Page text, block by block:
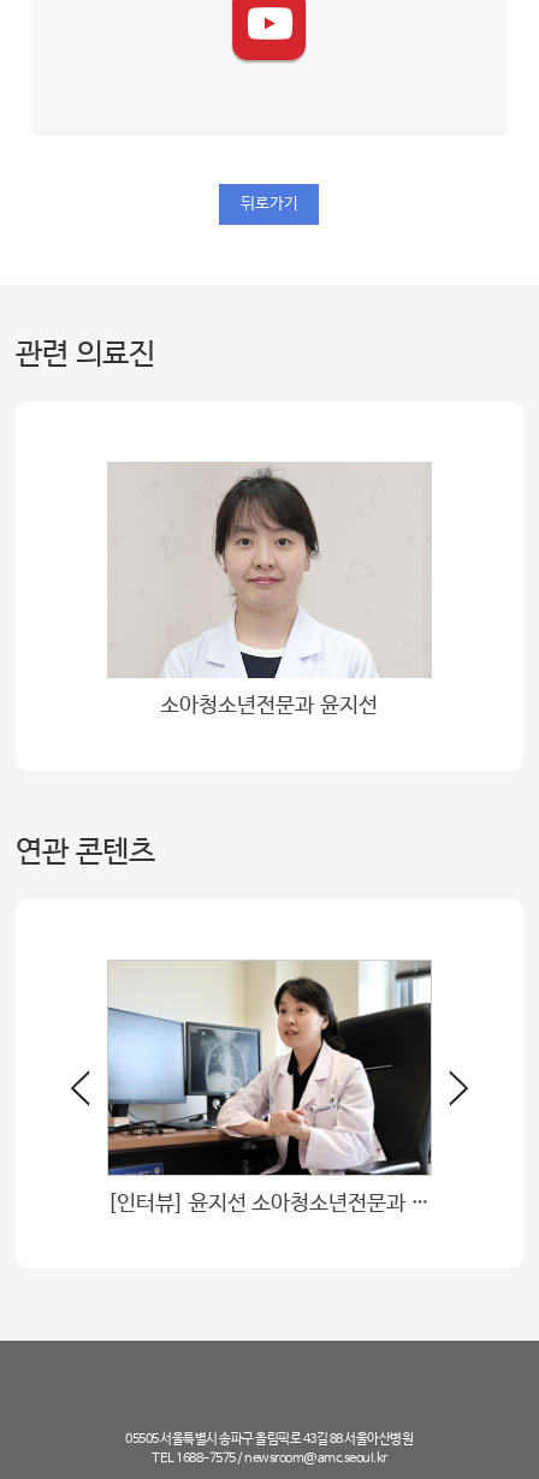
뒤로가기
관련 의료진
소아청소년전문과 윤지선
연관 콘텐츠
[인터뷰] 윤지선 소아청소년전문과 교수 “희망을 놓지 않으면, 아이들은 회복할 거라 믿어요”
05505 서울특별시 송파구 올림픽로 43길 88 서울아산병원
TEL 1688-7575 /newsroom@amc.seoul.kr